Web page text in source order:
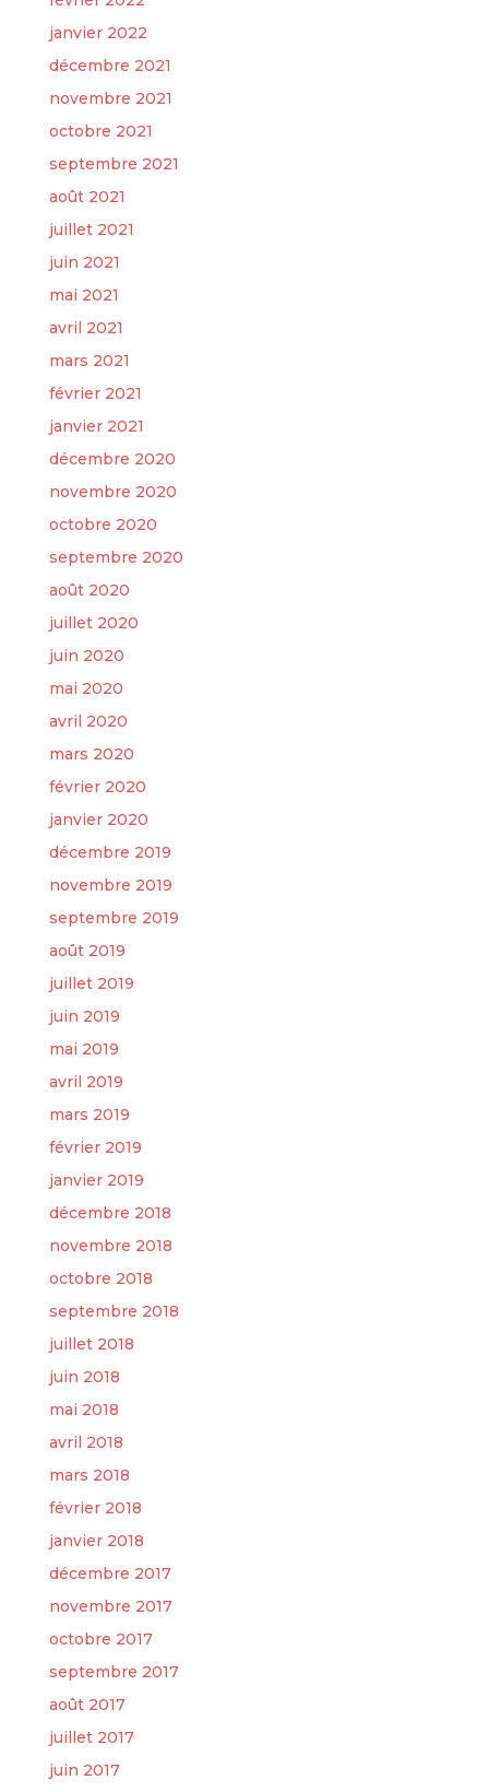
janvier 2022
décembre 2021
novembre 2021
octobre 2021
septembre 2021
août 2021
juillet 2021
juin 2021
mai 2021
avril 2021
mars 2021
février 2021
janvier 2021
décembre 2020
novembre 2020
octobre 2020
septembre 2020
août 2020
juillet 2020
juin 2020
mai 2020
avril 2020
mars 2020
février 2020
janvier 2020
décembre 2019
novembre 2019
septembre 2019
août 2019
juillet 2019
juin 2019
mai 2019
avril 2019
mars 2019
février 2019
janvier 2019
décembre 2018
novembre 2018
octobre 2018
septembre 2018
juillet 2018
juin 2018
mai 2018
avril 2018
mars 2018
février 2018
janvier 2018
décembre 2017
novembre 2017
octobre 2017
septembre 2017
août 2017
juillet 2017
juin 2017